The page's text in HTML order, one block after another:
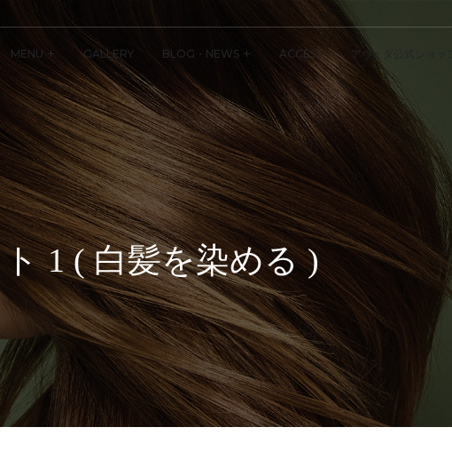
MENU GALLERY BLOG・NEWS ACCESS アヴェダ公式ショップ
1 ( 白髪を染める )